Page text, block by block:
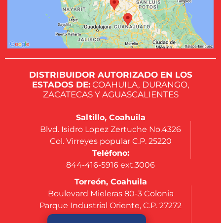
DISTRIBUIDOR AUTORIZADO EN LOS
ESTADOS DE:COAHUILA, DURANGO,
ZACATECAS Y AGUASCALIENTES
Saltillo, Coahuila
Blvd. Isidro Lopez Zertuche No.4326
Col. Virreyes popular C.P. 25220
Teléfono:
844-416-5916 ext.3006
Torreón, Coahuila
Boulevard Mieleras 80-3 Colonia
Parque Industrial Oriente, C.P. 27272
Teléfono: